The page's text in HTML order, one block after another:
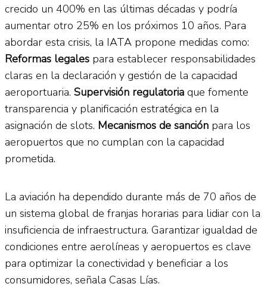
crecido un 400% en las últimas décadas y podría
aumentar otro 25% en los próximos 10 años. Para
abordar esta crisis, la IATA propone medidas como:
Reformas legales para establecer responsabilidades
claras en la declaración y gestión de la capacidad
aeroportuaria. Supervisión regulatoria que fomente
transparencia y planificación estratégica en la
asignación de slots. Mecanismos de sanción para los
aeropuertos que no cumplan con la capacidad
prometida.
La aviación ha dependido durante más de 70 años de
un sistema global de franjas horarias para lidiar con la
insuficiencia de infraestructura. Garantizar igualdad de
condiciones entre aerolíneas y aeropuertos es clave
para optimizar la conectividad y beneficiar a los
consumidores, señala Casas Lías.